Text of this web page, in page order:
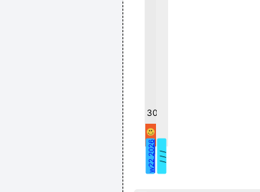
Hij is het type
30
w22 2026 / / /